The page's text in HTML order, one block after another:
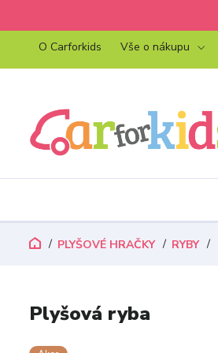
O Carforkids Vše o nákupu
PLYŠOVÉ HRAČKY RYBY
Plyšová ryba